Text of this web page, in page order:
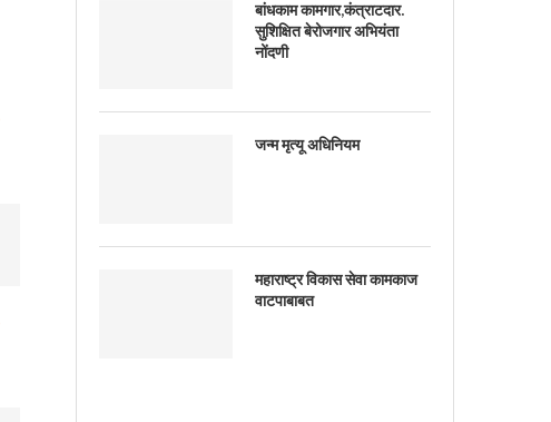
बांधकाम कामगार,कंत्राटदार.
सुशिक्षित बेरोजगार अभियंता
नोंदणी
जन्म मृत्यू अधिनियम
महाराष्ट्र विकास सेवा कामकाज
वाटपाबाबत